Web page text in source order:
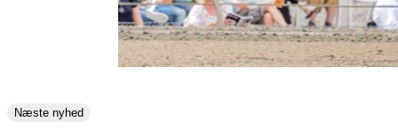
Næste nyhed